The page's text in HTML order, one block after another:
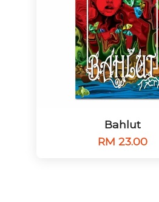
Bahlut
RM 23.00